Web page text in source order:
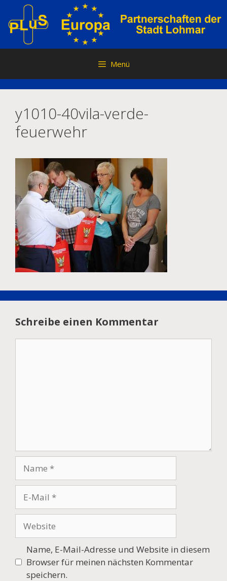
Inhalt
springen
Menü
y1010-40vila-verde-
feuerwehr
Schreibe einen Kommentar
Mail
Name, E-Mail-Adresse und Website in diesem
Browser für meinen nächsten Kommentar
speichern.